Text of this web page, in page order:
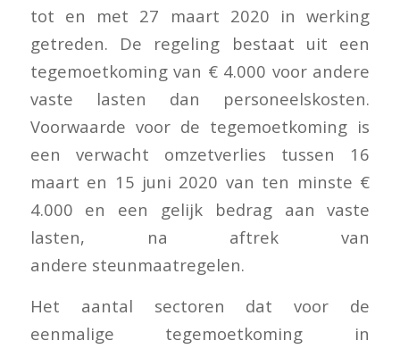
tot en met 27 maart 2020 in werking
getreden. De regeling bestaat uit een
tegemoetkoming van € 4.000 voor andere
vaste lasten dan personeelskosten.
Voorwaarde voor de tegemoetkoming is
een verwacht omzetverlies tussen 16
maart en 15 juni 2020 van ten minste €
4.000 en een gelijk bedrag aan vaste
lasten, na aftrek van
andere steunmaatregelen.
Het aantal sectoren dat voor de
eenmalige tegemoetkoming in